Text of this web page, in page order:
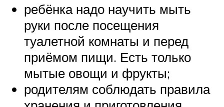
ребёнка надо научить мыть
руки после посещения
туалетной комнаты и перед
приёмом пищи. Есть только
мытые овощи и фрукты;
родителям соблюдать правила